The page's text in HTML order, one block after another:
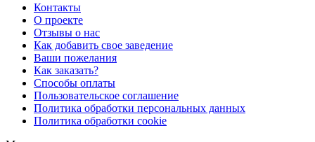
Контакты
О проекте
Отзывы о нас
Как добавить свое заведение
Ваши пожелания
Как заказать?
Способы оплаты
Пользовательское соглашение
Политика обработки персональных данных
Политика обработки cookie